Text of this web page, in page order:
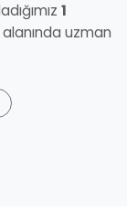
1
uzman